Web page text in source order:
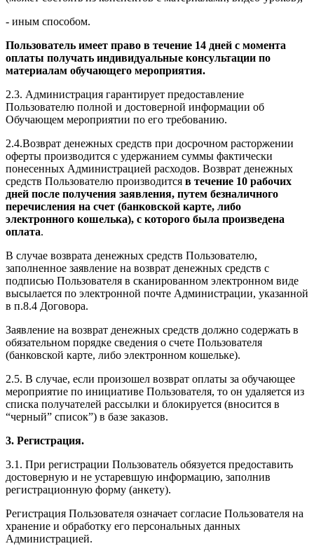
- иным способом.
Пользователь имеет право в течение 14 дней с момента
оплаты получать индивидуальные консультации по
материалам обучающего мероприятия.
2.3. Администрация гарантирует предоставление
Пользователю полной и достоверной информации об
Обучающем мероприятии по его требованию.
2.4.Возврат денежных средств при досрочном расторжении
оферты производится с удержанием суммы фактически
понесенных Администрацией расходов. Возврат денежных
средств Пользователю производится в течение 10 рабочих
дней после получения заявления, путем безналичного
перечисления на счет (банковской карте, либо
электронного кошелька), с которого была произведена
оплата.
В случае возврата денежных средств Пользователю,
заполненное заявление на возврат денежных средств с
подписью Пользователя в сканированном электронном виде
высылается по электронной почте Администрации, указанной
в п.8.4 Договора.
Заявление на возврат денежных средств должно содержать в
обязательном порядке сведения о счете Пользователя
(банковской карте, либо электронном кошельке).
2.5. В случае, если произошел возврат оплаты за обучающее
мероприятие по инициативе Пользователя, то он удаляется из
списка получателей рассылки и блокируется (вносится в
“черный” список”) в базе заказов.
3. Регистрация.
3.1. При регистрации Пользователь обязуется предоставить
достоверную и не устаревшую информацию, заполнив
регистрационную форму (анкету).
Регистрация Пользователя означает согласие Пользователя на
хранение и обработку его персональных данных
Администрацией.